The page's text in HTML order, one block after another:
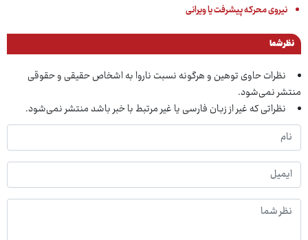
نیروی محرکه پیشرفت یا ویرانی
نظر شما
نظرات حاوی توهین و هرگونه نسبت ناروا به اشخاص حقیقی و حقوقی
منتشر نمی‌شود.
نظراتی که غیر از زبان فارسی یا غیر مرتبط با خبر باشد منتشر نمی‌شود.